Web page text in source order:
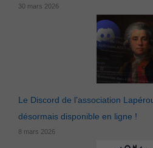
30 mars 2026
Le Discord de l’association
désormais disponible en ligne !
8 mars 2026